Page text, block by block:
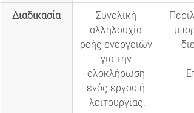
Διαδικασία
Συνολική
αλληλουχία
ροής ενεργειών
για την
ολοκλήρωση
ενός έργου ή
λειτουργίας.